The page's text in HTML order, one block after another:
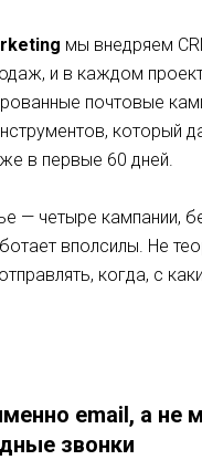
мы внедряем
и в каждом
почтовые
который
в первые 60 дней.
— четыре кампании,
вполсилы. Не
когда, с
email, а не
звонки